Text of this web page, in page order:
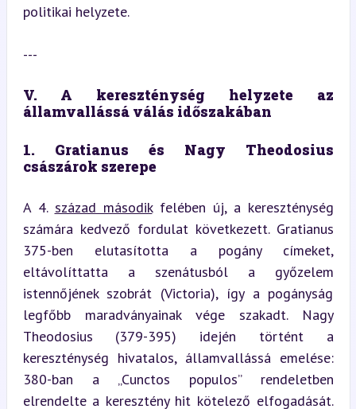
politikai helyzete.
---
V. A kereszténység helyzete az
államvallássá válás időszakában
1. Gratianus és Nagy Theodosius
császárok szerepe
A 4. század második felében új, a kereszténység
számára kedvező fordulat következett. Gratianus
375-ben elutasította a pogány címeket,
eltávolíttatta a szenátusból a győzelem
istennőjének szobrát (Victoria), így a pogányság
legfőbb maradványainak vége szakadt. Nagy
Theodosius (379-395) idején történt a
kereszténység hivatalos, államvallássá emelése:
380-ban a „Cunctos populos” rendeletben
elrendelte a keresztény hit kötelező elfogadását.